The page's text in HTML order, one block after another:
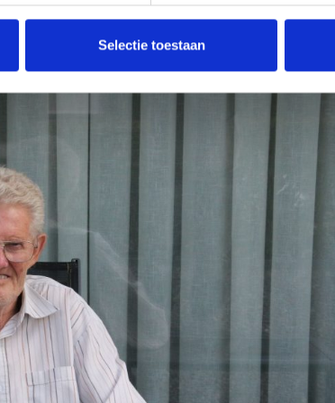
Selectie toestaan
geweldig fijn mens. De wensambulance die voor hem was
te laat en moest worden geannuleerd. Wij wensen zijn
veel sterkte en kracht om het verlies een plekje te geven.